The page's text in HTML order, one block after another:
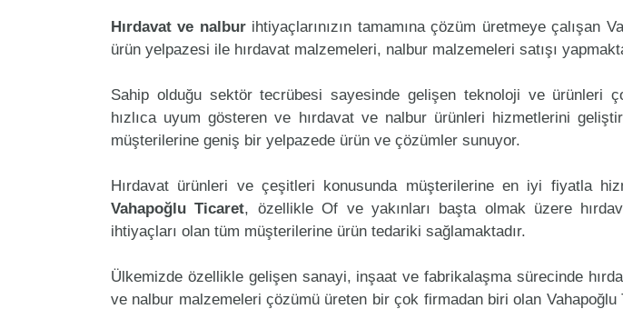
Hırdavat ve nalburihtiyaçlarınızın tamamına çözüm üretmeye çalışan
ürün yelpazesi ile hırdavat malzemeleri, nalbur malzemeleri satışı
Sahip olduğu sektör tecrübesi sayesinde gelişen teknoloji ve ürünleri
hızlıca uyum gösteren ve hırdavat ve nalbur ürünleri hizmetlerini
müşterilerine geniş bir yelpazede ürün ve çözümler sunuyor.
Hırdavat ürünleri ve çeşitleri konusunda müşterilerine en iyi fiyatla
Vahapoğlu Ticaret, özellikle Of ve yakınları başta olmak üzere
ihtiyaçları olan tüm müşterilerine ürün tedariki sağlamaktadır.
Ülkemizde özellikle gelişen sanayi, inşaat ve fabrikalaşma sürecinde
ve nalbur malzemeleri çözümü üreten bir çok firmadan biri olan